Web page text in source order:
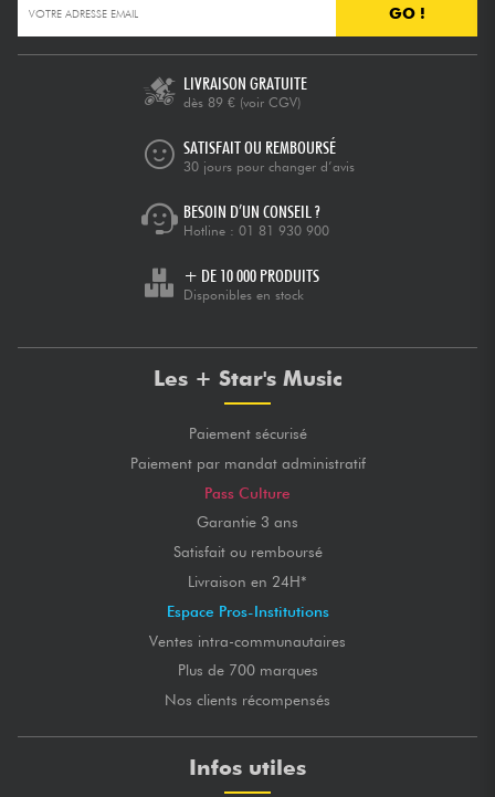
GO !
LIVRAISON GRATUITE
dès 89 € (voir CGV)
SATISFAIT OU REMBOURSÉ
30 jours pour changer d’avis
BESOIN D’UN CONSEIL ?
Hotline : 01 81 930 900
+ DE 10 000 PRODUITS
Disponibles en stock
Les + Star's Music
Paiement sécurisé
Paiement par mandat administratif
Pass Culture
Garantie 3 ans
Satisfait ou remboursé
Livraison en 24H*
Espace Pros-Institutions
Ventes intra-communautaires
Plus de 700 marques
Nos clients récompensés
Infos utiles